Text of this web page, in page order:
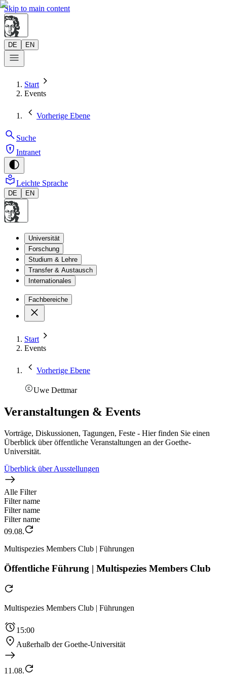
Skip to main content
DE EN
Start
Events
Vorherige Ebene
Suche
Intranet
Leichte Sprache
DE EN
Universität
Forschung
Studium & Lehre
Transfer & Austausch
Internationales
Fachbereiche
Start
Events
Vorherige Ebene
Uwe Dettmar
Veranstaltungen & Events
Vorträge, Diskussionen, Tagungen, Feste - Hier finden Sie einen
Überblick über öffentliche Veranstaltungen an der Goethe-
Universität.
Überblick über Ausstellungen
Alle Filter
Filter name
Filter name
Filter name
09.08.
Multispezies Members Club | Führungen
Öffentliche Führung | Multispezies Members Club
Multispezies Members Club | Führungen
15:00
Außerhalb der Goethe-Universität
11.08.